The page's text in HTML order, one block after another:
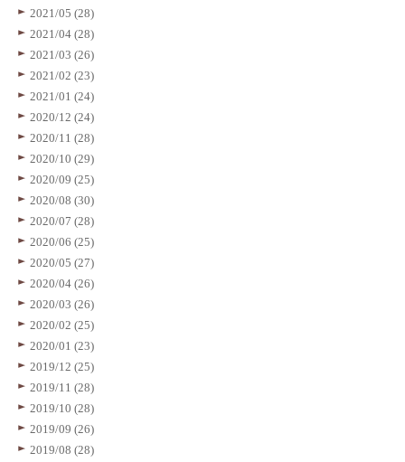
2021/05 (28)
2021/04 (28)
2021/03 (26)
2021/02 (23)
2021/01 (24)
2020/12 (24)
2020/11 (28)
2020/10 (29)
2020/09 (25)
2020/08 (30)
2020/07 (28)
2020/06 (25)
2020/05 (27)
2020/04 (26)
2020/03 (26)
2020/02 (25)
2020/01 (23)
2019/12 (25)
2019/11 (28)
2019/10 (28)
2019/09 (26)
2019/08 (28)